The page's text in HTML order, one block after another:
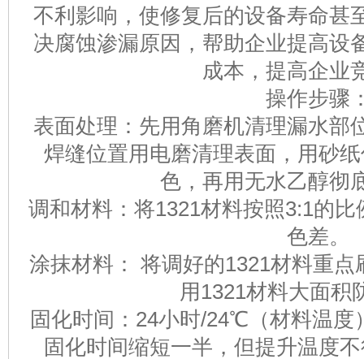
不利影响，使修复后的设备寿命甚
决腐蚀渗漏原因，帮助企业提高设
成本，提高企业
操作步骤
表面处理：先用角磨机清理漏水部
焊缝位置用电磨清理表面，用砂
色，再用无水乙醇彻
调和材料：将1321材料按照3:1的
色差。
涂抹材料： 将调好的1321材料重
用1321材料大面积
固化时间：24小时/24℃（材料温
固化时间缩短一半，但提升温度